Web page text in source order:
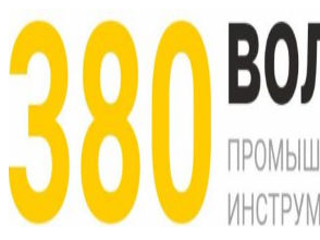
Перейти
к
содержимому